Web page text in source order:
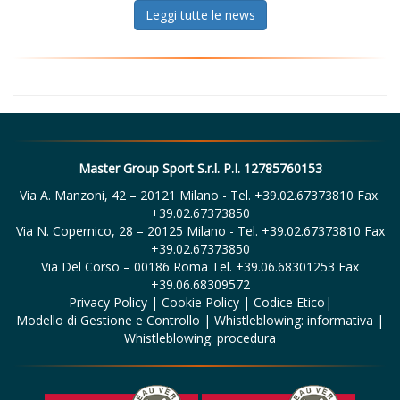
Leggi tutte le news
Master Group Sport S.r.l. P.I. 12785760153
Via A. Manzoni, 42 – 20121 Milano - Tel. +39.02.67373810 Fax.
+39.02.67373850
Via N. Copernico, 28 – 20125 Milano - Tel. +39.02.67373810 Fax
+39.02.67373850
Via Del Corso – 00186 Roma Tel. +39.06.68301253 Fax
+39.06.68309572
Privacy Policy| Cookie Policy| Codice Etico |
Modello di Gestione e Controllo | Whistleblowing: informativa |
Whistleblowing: procedura